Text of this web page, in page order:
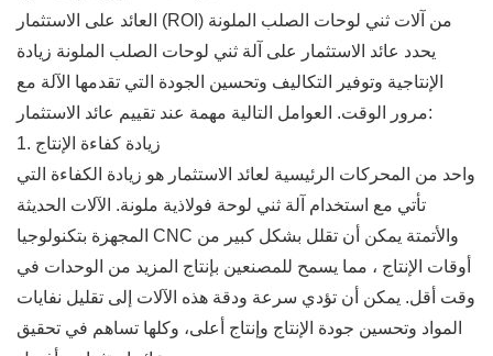
العائد على الاستثمار (ROI) من آلات ثني لوحات الصلب الملونة
يحدد عائد الاستثمار على آلة ثني لوحات الصلب الملونة زيادة
الإنتاجية وتوفير التكاليف وتحسين الجودة التي تقدمها الآلة مع
مرور الوقت. العوامل التالية مهمة عند تقييم عائد الاستثمار:
1. زيادة كفاءة الإنتاج
واحد من المحركات الرئيسية لعائد الاستثمار هو زيادة الكفاءة التي
تأتي مع استخدام آلة ثني لوحة فولاذية ملونة. الآلات الحديثة
المجهزة بتكنولوجيا CNC والأتمتة يمكن أن تقلل بشكل كبير من
أوقات الإنتاج ، مما يسمح للمصنعين بإنتاج المزيد من الوحدات في
وقت أقل. يمكن أن تؤدي سرعة ودقة هذه الآلات إلى تقليل نفايات
المواد وتحسين جودة الإنتاج وإنتاج أعلى، وكلها تساهم في تحقيق